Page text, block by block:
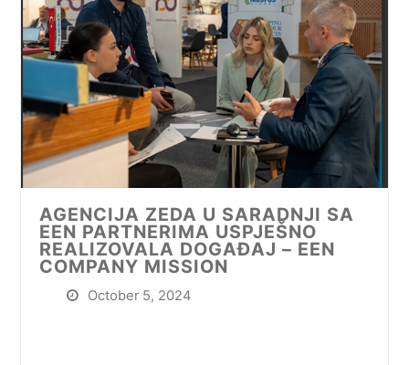
AGENCIJA ZEDA U SARADNJI SA
EEN PARTNERIMA USPJEŠNO
REALIZOVALA DOGAĐAJ – EEN
COMPANY MISSION
October 5, 2024